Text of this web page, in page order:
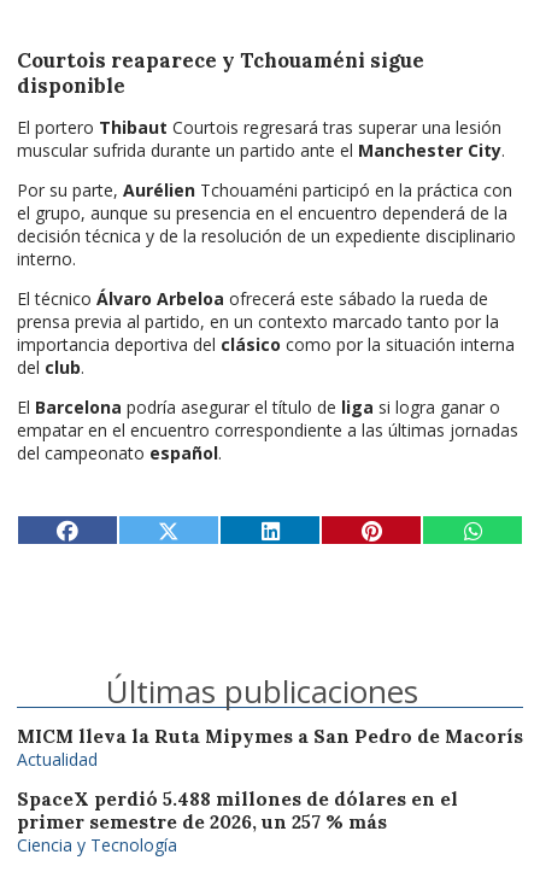
Courtois reaparece y Tchouaméni sigue
disponible
El portero Thibaut Courtois regresará tras superar una lesión
muscular sufrida durante un partido ante el Manchester City.
Por su parte, Aurélien Tchouaméni participó en la práctica con
el grupo, aunque su presencia en el encuentro dependerá de la
decisión técnica y de la resolución de un expediente disciplinario
interno.
El técnico Álvaro Arbeloa ofrecerá este sábado la rueda de
prensa previa al partido, en un contexto marcado tanto por la
importancia deportiva del clásico como por la situación interna
del club.
El Barcelona podría asegurar el título de liga si logra ganar o
empatar en el encuentro correspondiente a las últimas jornadas
del campeonato español.
Últimas publicaciones
MICM lleva la Ruta Mipymes a San Pedro de Macorís
Actualidad
SpaceX perdió 5.488 millones de dólares en el
primer semestre de 2026, un 257 % más
Ciencia y Tecnología